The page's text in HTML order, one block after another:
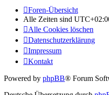
Foren-Übersicht
Alle Zeiten sind
Alle Cookies löschen
Datenschutzerklärung
Impressum
Kontakt
Powered by phpBB® Forum